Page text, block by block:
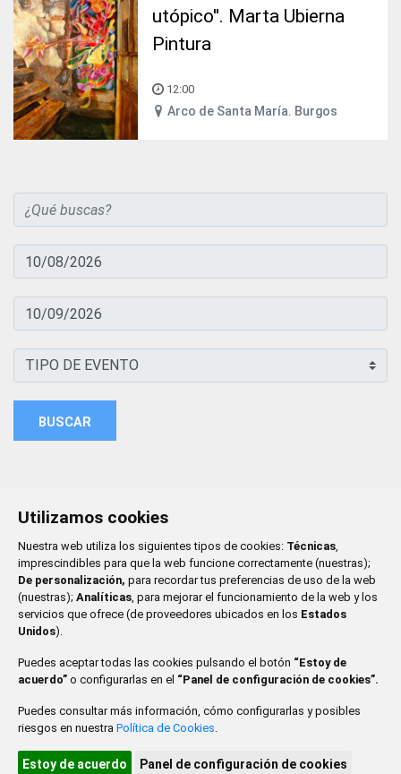
Utilizamos cookies
Nuestra web utiliza los siguientes tipos de cookies: Técnicas,
imprescindibles para que la web funcione correctamente (nuestras);
De personalización, para recordar tus preferencias de uso de la web
(nuestras); Analíticas, para mejorar el funcionamiento de la web y los
servicios que ofrece (de proveedores ubicados en los Estados
Unidos).
Puedes aceptar todas las cookies pulsando el botón “Estoy de
acuerdo” o configurarlas en el “Panel de configuración de cookies”.
Puedes consultar más información, cómo configurarlas y posibles
riesgos en nuestra Política de Cookies.
Estoy de acuerdo Panel de configuración de cookies
utópico''. Marta Ubierna
Pintura
12:00
Arco de Santa María. Burgos
BUSCAR
CONTACTO MAPA WEB
POLÍTICA DE PRIVACIDAD